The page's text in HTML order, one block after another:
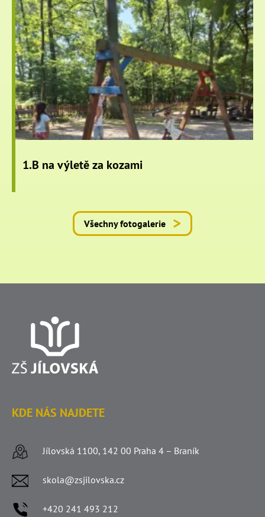
1.B na výletě za kozami
Všechny fotogalerie
KDE NÁS NAJDETE
Jílovská 1100, 142 00 Praha 4 – Braník
skola@zsjilovska.cz
+420 241 493 212